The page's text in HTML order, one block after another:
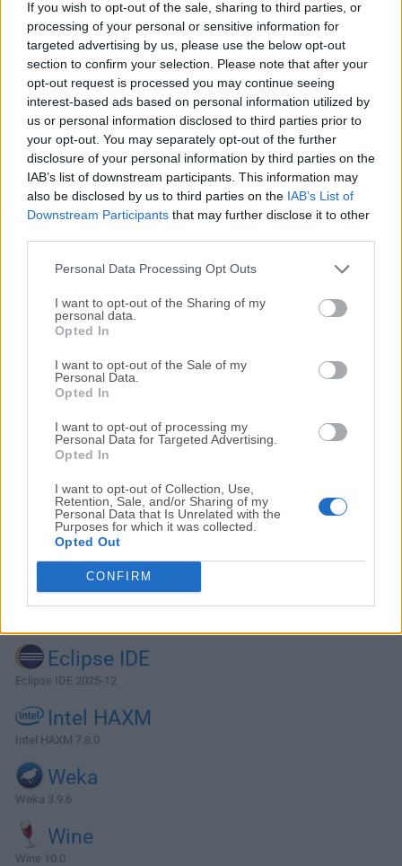
If you wish to opt-out of the sale, sharing to third parties, or
processing of your personal or sensitive information for
targeted advertising by us, please use the below opt-out
section to confirm your selection. Please note that after your
opt-out request is processed you may continue seeing
interest-based ads based on personal information utilized by
us or personal information disclosed to third parties prior to
your opt-out. You may separately opt-out of the further
disclosure of your personal information by third parties on the
IAB’s list of downstream participants. This information may
also be disclosed by us to third parties on the IAB’s List of
Downstream Participants that may further disclose it to other
Personal Data Processing Opt Outs
I want to opt-out of the Sharing of my
personal data.
Opted In
I want to opt-out of the Sale of my
Personal Data.
Opted In
I want to opt-out of processing my
Personal Data for Targeted Advertising.
Opted In
I want to opt-out of Collection, Use,
Retention, Sale, and/or Sharing of my
Personal Data that Is Unrelated with the
Purposes for which it was collected.
Opted Out
CONFIRM
macOS para hacer que tu desarrollo de API sea más rápido
y más fácil, desde la creación de solicitudes de API hasta
las pruebas, la documentación y el
intercambio.Recomendamos la aplicación gratuita
Postman para Mac, Windows, Linux o Chrome. Millones de
desarrolladores y miles de empresas en todo el mundo
utilizan esta aplicación para apoyar su desarrollo de API.
¿No deberías hacerlo tú? El programa no requiere aprender
un nuevo lenguaje, una interfaz de usuario complicada o
nuevos flujos de trabajo. Los desarrolladores pueden
aplicación Postman para macOS. ¡E...
Alternativas y Software Similar
Eclipse IDE
Eclipse IDE 2025-12
Intel HAXM
Intel HAXM 7.8.0
Weka
Weka 3.9.6
Wine
Wine 10.0